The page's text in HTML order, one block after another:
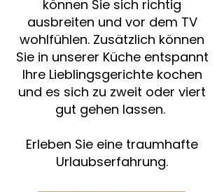
können Sie sich richtig
ausbreiten und vor dem TV
wohlfühlen. Zusätzlich können
Sie in unserer Küche entspannt
Ihre Lieblingsgerichte kochen
und es sich zu zweit oder viert
gut gehen lassen.
Erleben Sie eine traumhafte
Urlaubserfahrung.